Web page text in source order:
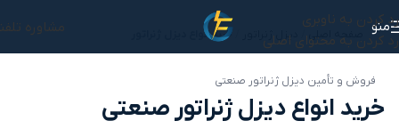
رد کردن به ناوبری
رد کردن به محتوای اصلی
منو مشاوره صفحه اصلی دیزل ژنراتور خرید انواع دیزل ژنراتور
فروش و تأمین دیزل ژنراتور صنعتی
خرید انواع دیزل ژنراتور صنعتی